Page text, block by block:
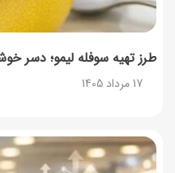
طرز تهیه سوفله لیمو؛ دسر
17 مرداد 1405